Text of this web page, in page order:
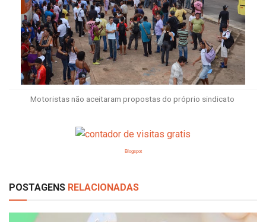
Motoristas não aceitaram propostas do próprio sindicato
Blogspot
POSTAGENS RELACIONADAS